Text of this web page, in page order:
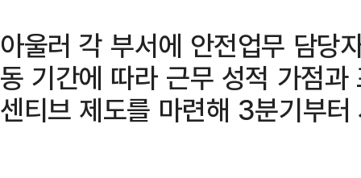
아울러 각 부서에 안전업무 담당
동 기간에 따라 근무 성적 가점
센티브 제도를 마련해 3분기부터